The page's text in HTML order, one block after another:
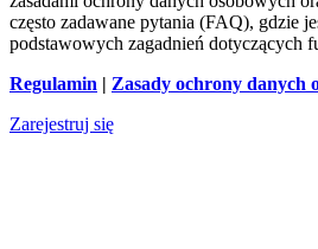
często zadawane pytania (FAQ), gdzie
podstawowych zagadnień dotyczących
Regulamin | Zasady ochrony danych
Zarejestruj się